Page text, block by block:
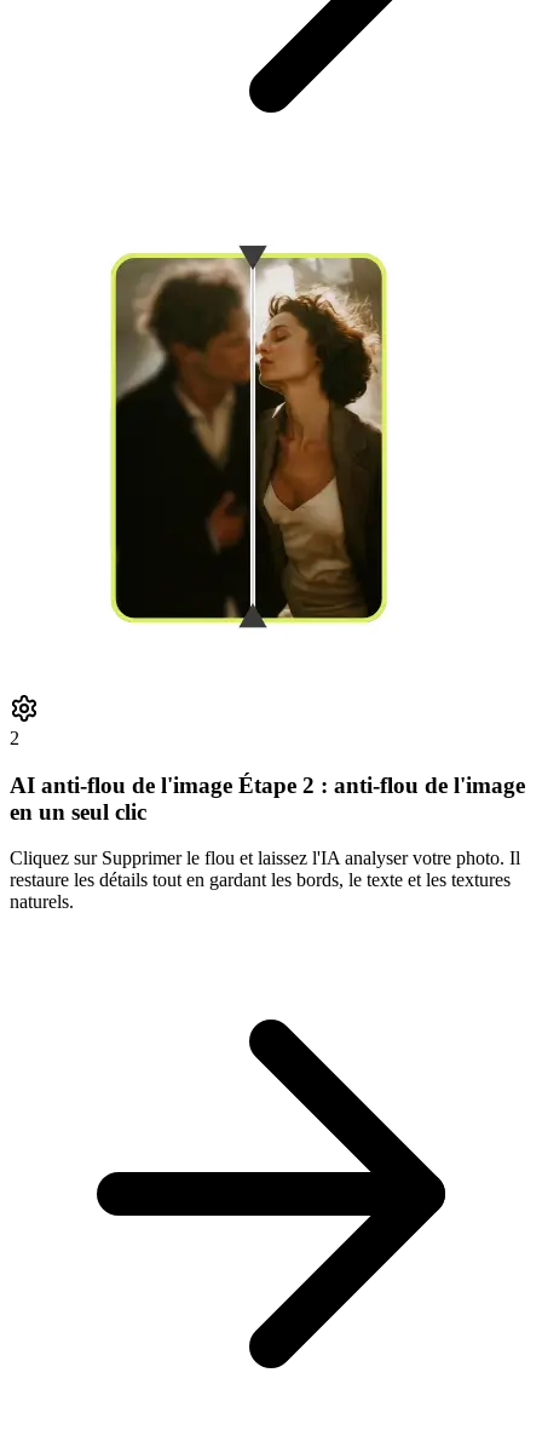
2
AI anti-flou de l'image Étape 2 : anti-flou de l'image
en un seul clic
Cliquez sur Supprimer le flou et laissez l'IA analyser votre photo. Il
restaure les détails tout en gardant les bords, le texte et les textures
naturels.